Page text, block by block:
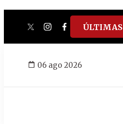
twitterinstagram
facebook
tiktok
06 ago 2026